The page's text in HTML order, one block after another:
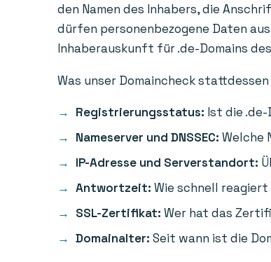
den Namen des Inhabers, die
dürfen personenbezogene Daten
Inhaberauskunft für .de-Domains
Was unser Domaincheck
Registrierungsstatus: Ist die
Nameserver und DNSSEC: Welche
IP-Adresse und Serverstandort:
Antwortzeit: Wie schnell reagiert
SSL-Zertifikat: Wer hat das
Domainalter: Seit wann ist die